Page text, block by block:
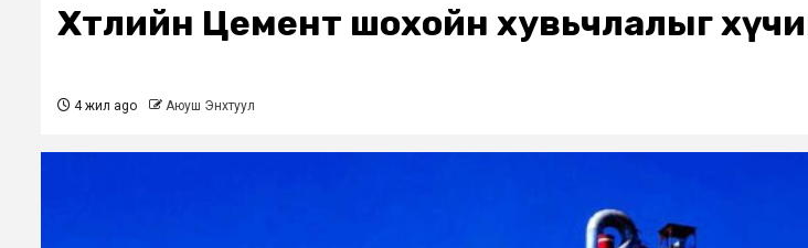
Хөтөлийн Цемент шохойн хувьчлалыг
4 жил ago Аюуш Энхтуул